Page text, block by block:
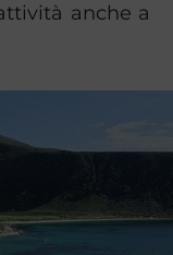
anche a